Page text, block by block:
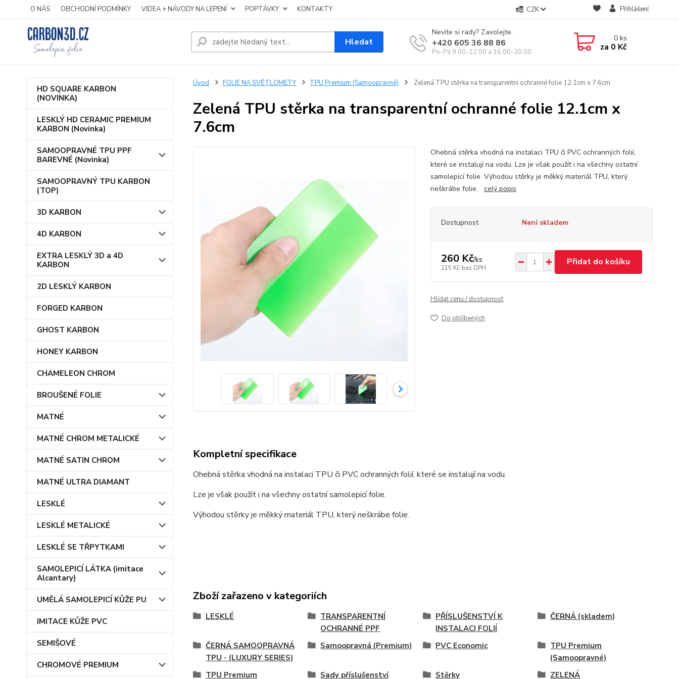
O NÁS OBCHODNÍ PODMÍNKY VIDEA + NÁVODY NA LEPENÍ POPTÁVKY KONTAKTY CZK Přihlášení
Hledat
Nevíte si rady? Zavolejte.
+420 605 36 88 86
Po-Pá 9.00-12.00 a 16.00-20.00
0ks
za 0 Kč
HD SQUARE KARBON
(NOVINKA)
LESKLÝ HD CERAMIC PREMIUM
KARBON (Novinka)
SAMOOPRAVNÉ TPU PPF
BAREVNÉ (Novinka)
SAMOOPRAVNÝ TPU KARBON
(TOP)
3D KARBON
4D KARBON
EXTRA LESKLÝ 3D a 4D
KARBON
2D LESKLÝ KARBON
FORGED KARBON
GHOST KARBON
HONEY KARBON
CHAMELEON CHROM
BROUŠENÉ FOLIE
MATNÉ
MATNÉ CHROM METALICKÉ
MATNÉ SATIN CHROM
MATNÉ ULTRA DIAMANT
LESKLÉ
LESKLÉ METALICKÉ
LESKLÉ SE TŘPYTKAMI
SAMOLEPICÍ LÁTKA (imitace
Alcantary)
UMĚLÁ SAMOLEPICÍ KŮŽE PU
IMITACE KŮŽE PVC
SEMIŠOVÉ
CHROMOVÉ PREMIUM
Úvod FOLIE NA SVĚTLOMETY TPU Premium (Samoopravné) Zelená TPU stěrka na transparentní ochranné folie 12.1cm x 7.6cm
Zelená TPU stěrka na transparentní ochranné folie 12.1cm x
7.6cm
Ohebná stěrka vhodná na instalaci TPU či PVC ochranných folií,
které se instalují na vodu. Lze je však použít i na všechny ostatní
samolepicí folie. Výhodou stěrky je měkký materiál TPU, který
neškrábe folie. celý popis
Dostupnost Není skladem
260 Kč/ks
215 Kč bez DPH
Přidat do košíku
Hlídat cenu / dostupnost
Do oblíbených
Kompletní specifikace
Ohebná stěrka vhodná na instalaci TPU či PVC ochranných folií, které se instalují na vodu.
Lze je však použít i na všechny ostatní samolepicí folie.
Výhodou stěrky je měkký materiál TPU, který neškrábe folie.
Zboží zařazeno v kategoriích
LESKLÉ
TRANSPARENTNÍ
OCHRANNÉ PPF
PŘÍSLUŠENSTVÍ K
INSTALACI FOLIÍ
ČERNÁ (skladem)
ČERNÁ SAMOOPRAVNÁ
TPU - (LUXURY SERIES)
Samoopravná (Premium) PVC Economic
TPU Premium
(Samoopravné)
TPU Premium
Sady příslušenství Stěrky ZELENÁ